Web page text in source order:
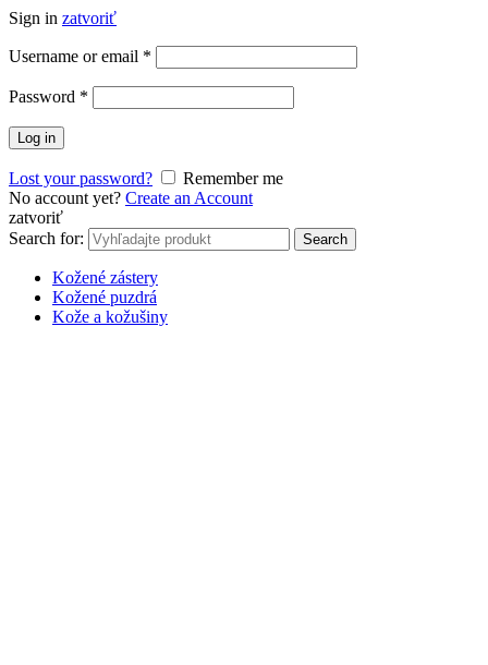
Sign in zatvoriť
Username or email *
Password *
Log in
Lost your password?
Remember me
No account yet? Create an Account
zatvoriť
Search for:
Search
Kožené zástery
Kožené puzdrá
Kože a kožušiny